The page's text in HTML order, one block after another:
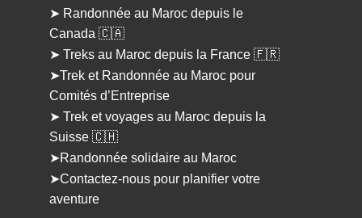
➤ Randonnée au Maroc depuis le
Canada 🇨🇦
➤ Treks au Maroc depuis la France 🇫🇷
➤Trek et Randonnée au Maroc pour
Comités d’Entreprise
➤ Trek et voyages au Maroc depuis la
Suisse 🇨🇭
➤Randonnée solidaire au Maroc
➤Contactez-nous pour planifier votre
aventure